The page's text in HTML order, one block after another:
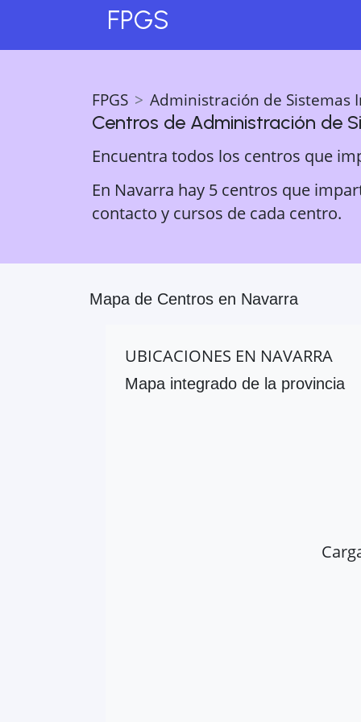
FPGS
FPGS Administración de Sistemas
Centros de Administración de
Encuentra todos los centros que
En Navarra hay 5 centros que
contacto y cursos de cada centro.
Mapa de Centros en Navarra
UBICACIONES EN NAVARRA
Mapa integrado de la provincia